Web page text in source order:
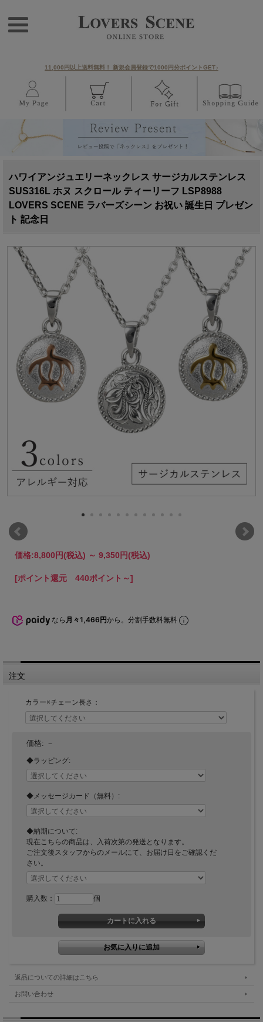
11,000円以上送料無料！ 新規会員登録で1000円分ポイントGET♪
ハワイアンジュエリーネックレス サージカルステンレス
SUS316L ホヌ スクロール ティーリーフ LSP8988
LOVERS SCENE ラバーズシーン お祝い 誕生日 プレゼン
ト 記念日
価格:8,800円(税込) ～ 9,350円(税込)
[ポイント還元 440ポイント～]
なら 月々1,466円から。分割手数料無料
注文
カラー×チェーン長さ：
価格: －
◆ラッピング:
◆メッセージカード（無料）:
◆納期について:
現在こちらの商品は、入荷次第の発送となります。
ご注文後スタッフからのメールにて、お届け日をご確認くだ
さい。
購入数： 個
返品についての詳細はこちら
お問い合わせ